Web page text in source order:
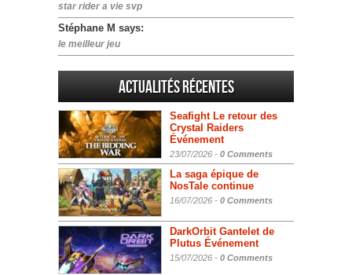
star rider a vie svp
Stéphane M says:
le meilleur jeu
Actualités Récentes
Seafight Le retour des
Crystal Raiders
Événement
23/07/2026 - 0 Comments
La saga épique de
NosTale continue
16/07/2026 - 0 Comments
DarkOrbit Gantelet de
Plutus Événement
15/07/2026 - 0 Comments